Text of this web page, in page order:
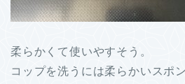
柔らかくて使いやすそう。
コップを洗うには柔らかいスポ